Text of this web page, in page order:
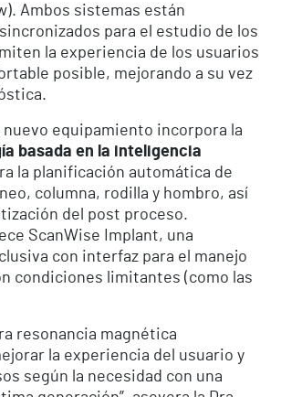
Ambos sistemas están
para el estudio de los
la experiencia de los usuarios
posible, mejorando a su vez
equipamiento incorpora la
basada en la inteligencia
la planificación automática de
columna, rodilla y hombro, así
del post proceso.
ScanWise Implant, una
con interfaz para el manejo
condiciones limitantes (como las
resonancia magnética
la experiencia del usuario y
según la necesidad con una